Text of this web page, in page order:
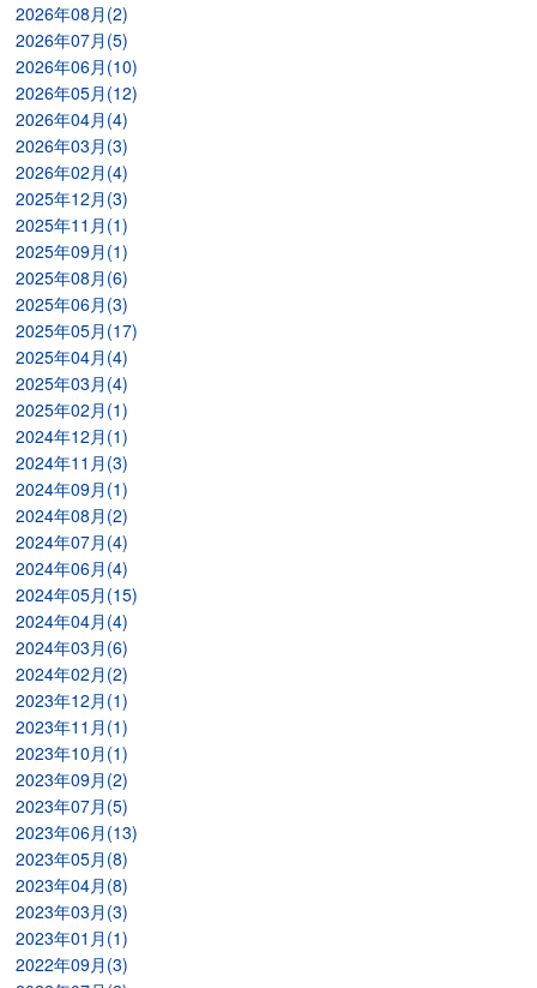
2026年08月(2)
2026年07月(5)
2026年06月(10)
2026年05月(12)
2026年04月(4)
2026年03月(3)
2026年02月(4)
2025年12月(3)
2025年11月(1)
2025年09月(1)
2025年08月(6)
2025年06月(3)
2025年05月(17)
2025年04月(4)
2025年03月(4)
2025年02月(1)
2024年12月(1)
2024年11月(3)
2024年09月(1)
2024年08月(2)
2024年07月(4)
2024年06月(4)
2024年05月(15)
2024年04月(4)
2024年03月(6)
2024年02月(2)
2023年12月(1)
2023年11月(1)
2023年10月(1)
2023年09月(2)
2023年07月(5)
2023年06月(13)
2023年05月(8)
2023年04月(8)
2023年03月(3)
2023年01月(1)
2022年09月(3)